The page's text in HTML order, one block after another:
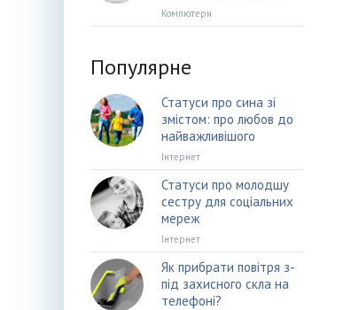
Компютери
Популярне
Статуси про сина зі
змістом: про любов до
найважливішого
Інтернет
Статуси про молодшу
сестру для соціальних
мереж
Інтернет
Як прибрати повітря з-
під захисного скла на
телефоні?